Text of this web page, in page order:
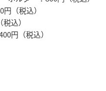
（税込）
込）
円（税込）